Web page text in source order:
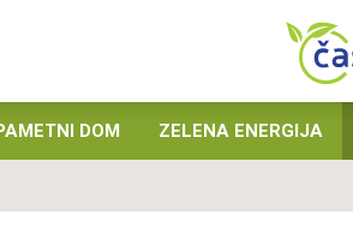
DOM ZELENA ENERGIJA